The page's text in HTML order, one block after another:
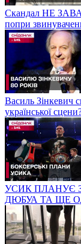
Скандал НЕ
попри
Василь Зінкевич
української
УСИК ПЛАНУЄ
ДЮБУА ТА ЩЕ